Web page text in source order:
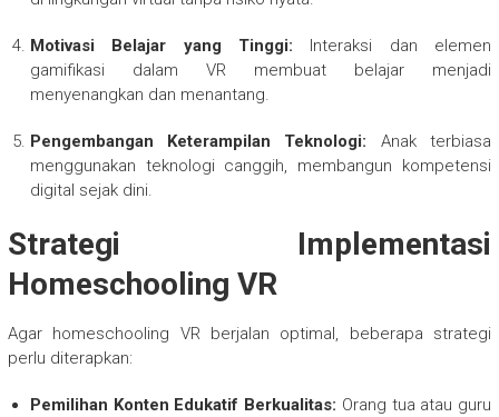
Motivasi Belajar yang Tinggi: Interaksi dan elemen
gamifikasi dalam VR membuat belajar menjadi
menyenangkan dan menantang.
Pengembangan Keterampilan Teknologi: Anak terbiasa
menggunakan teknologi canggih, membangun kompetensi
digital sejak dini.
Strategi Implementasi
Homeschooling VR
Agar homeschooling VR berjalan optimal, beberapa strategi
perlu diterapkan:
Pemilihan Konten Edukatif Berkualitas: Orang tua atau guru